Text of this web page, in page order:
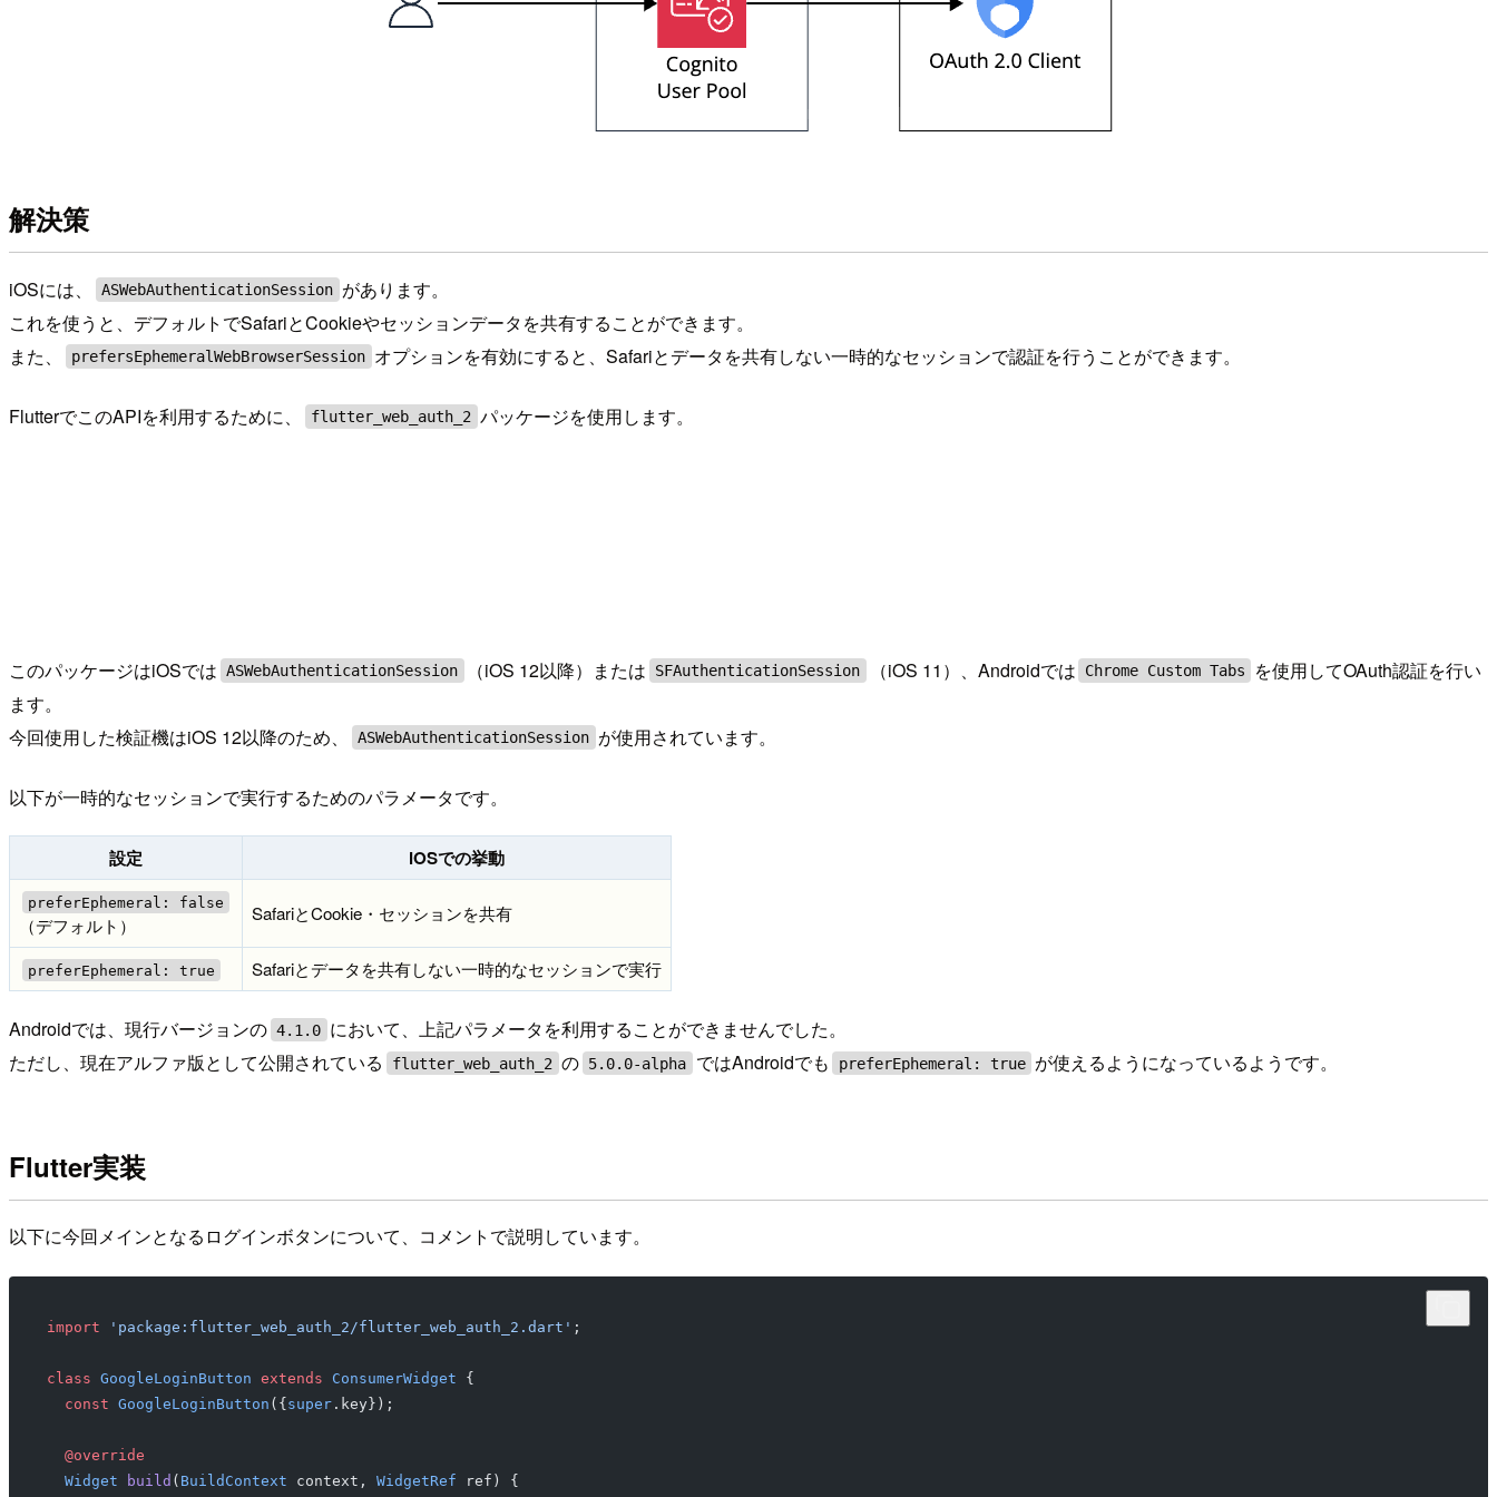
解決策
iOSには、 ASWebAuthenticationSession があります。
これを使うと、デフォルトでSafariとCookieやセッションデータを共有することができます。
また、
prefersEphemeralWebBrowserSession オプションを有効にすると、Safariとデータを共有しない一時的なセッションで認証を行うことができます。
FlutterでこのAPIを利用するために、 flutter_web_auth_2 パッケージを使用します。
このパッケージはiOSでは ASWebAuthenticationSession （iOS 12以降）または SFAuthenticationSession （iOS 11）、Androidでは Chrome Custom Tabs
を使用してOAuth認証を行い
ます。
今回使用した検証機はiOS 12以降のため、
ASWebAuthenticationSession が使用されています。
以下が一時的なセッションで実行するためのパラメータです。
設定 iOSでの挙動
preferEphemeral: false
（デフォルト）
SafariとCookie・セッションを共有
preferEphemeral: true Safariとデータを共有しない一時的なセッションで実行
Androidでは、現行バージョンの 4.1.0 において、上記パラメータを利用することができませんでした。
ただし、現在アルファ版として公開されている
flutter_web_auth_2 の 5.0.0-alpha ではAndroidでも preferEphemeral: true が使えるようになっているようです。
Flutter実装
以下に今回メインとなるログインボタンについて、コメントで説明しています。
import 'package:flutter_web_auth_2/flutter_web_auth_2.dart' ;
class GoogleLoginButton extends ConsumerWidget {
  const
GoogleLoginButton ({ super.key});
  @override
  Widget
build ( BuildContext context, WidgetRef ref) {